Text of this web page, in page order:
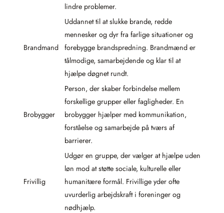
lindre problemer.
Brandmand
Uddannet til at slukke brande, redde
mennesker og dyr fra farlige situationer og
forebygge brandspredning. Brandmænd er
tålmodige, samarbejdende og klar til at
hjælpe døgnet rundt.
Brobygger
Person, der skaber forbindelse mellem
forskellige grupper eller fagligheder. En
brobygger hjælper med kommunikation,
forståelse og samarbejde på tværs af
barrierer.
Frivillig
Udgør en gruppe, der vælger at hjælpe uden
løn mod at støtte sociale, kulturelle eller
humanitære formål. Frivillige yder ofte
uvurderlig arbejdskraft i foreninger og
nødhjælp.